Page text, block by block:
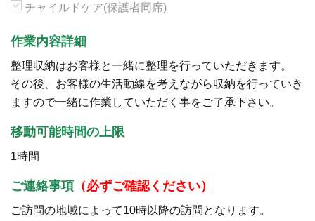
チャイルドケア(保護者同席)
作業内容詳細
整理収納はお客様と一緒に整理を行っていただきます。
その後、お客様の生活動線を考えながら収納を行っていき
ますので一緒に作業していただく事をご了承下さい。
移動可能時間の上限
1時間
ご連絡事項 （必ずご確認ください）
ご訪問の地域によって10時以降の訪問となります。